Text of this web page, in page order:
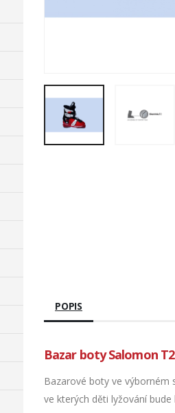
POPIS
Bazar boty Salomon
Bazarové boty ve výborném
ve kterých děti lyžování bude